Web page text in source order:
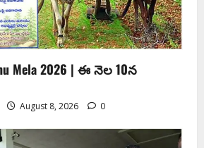
Mela 2026 | ఈ నెల 10న
August 8, 2026 0